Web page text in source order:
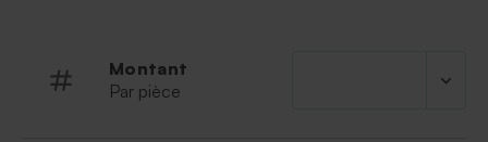
Montant
Par pièce